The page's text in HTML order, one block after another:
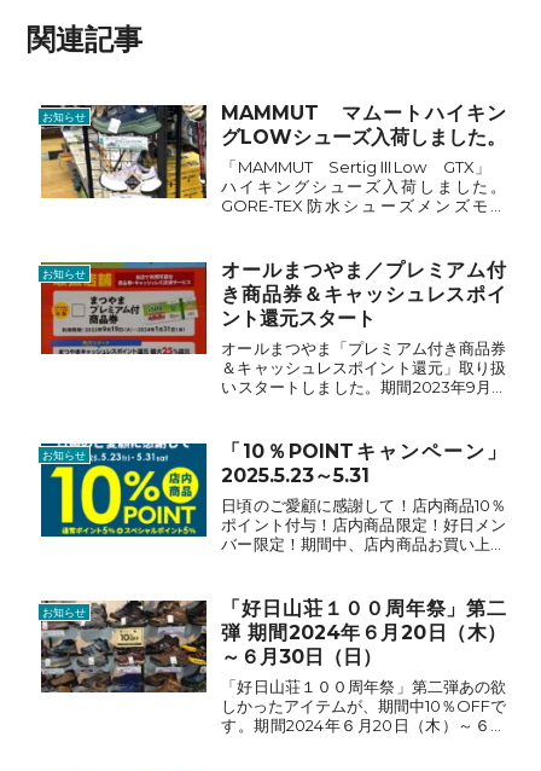
関連記事
お知らせ
MAMMUT マムートハイキン
グLOWシューズ入荷しました。
「MAMMUT SertigⅢLow GTX」
ハイキングシューズ入荷しました。
GORE-TEX防水シューズメンズモデ
込み）
お知らせ
オールまつやま／プレミアム付
き商品券＆キャッシュレスポイ
ント還元スタート
オールまつやま「プレミアム付き商品券
＆キャッシュレスポイント還元」取り扱
いスタートしました。期間2023年9月19
けます。
お知らせ
「10％POINTキャンペーン」
2025.5.23～5.31
日頃のご愛顧に感謝して！店内商品10％
ポイント付与！店内商品限定！好日メン
バー限定！期間中、店内商品お買い上げ
品および一部対象外商品があります。）
お知らせ
「好日山荘１００周年祭」第二
弾 期間2024年６月20日（木）
～６月30日（日）
「好日山荘１００周年祭」第二弾あの欲
しかったアイテムが、期間中10％OFFで
す。期間2024年６月20日（木）～６月